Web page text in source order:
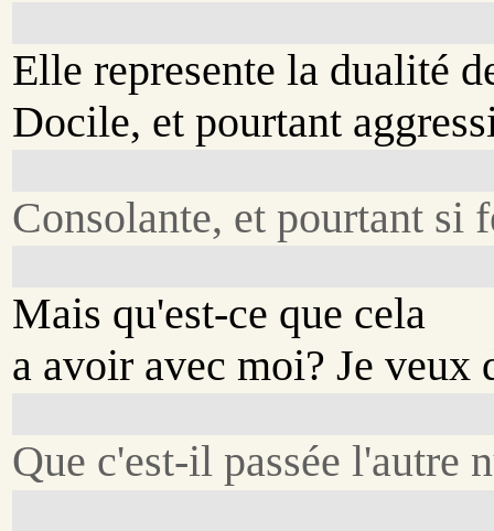
Elle represente la dualité
Docile, et pourtant
Consolante, et pourtant si
Mais qu'est-ce que cela
a avoir avec moi? Je veux
Que c'est-il passée l'autre